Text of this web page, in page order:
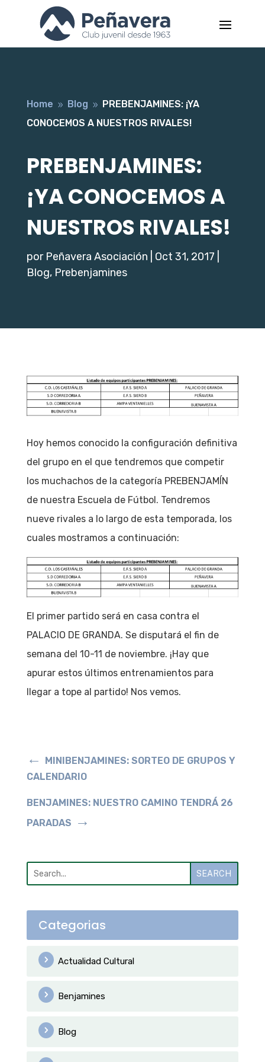
Home 9 Blog 9 PREBENJAMINES: ¡YA
CONOCEMOS A NUESTROS RIVALES!
PREBENJAMINES:
¡YA CONOCEMOS A
NUESTROS RIVALES!
por Peñavera Asociación Oct 31, 2017
Blog, Prebenjamines
Hoy hemos conocido la configuración definitiva
del grupo en el que tendremos que competir
los muchachos de la categoría PREBENJAMÍN
de nuestra Escuela de Fútbol. Tendremos
nueve rivales a lo largo de esta temporada, los
cuales mostramos a continuación:
El primer partido será en casa contra el
PALACIO DE GRANDA. Se disputará el fin de
semana del 10-11 de noviembre. ¡Hay que
apurar estos últimos entrenamientos para
llegar a tope al partido! Nos vemos.
←
MINIBENJAMINES: SORTEO DE GRUPOS Y
CALENDARIO
BENJAMINES: NUESTRO CAMINO TENDRÁ 26
PARADAS
→
SEARCH
Categorias
Actualidad Cultural
Benjamines
Blog